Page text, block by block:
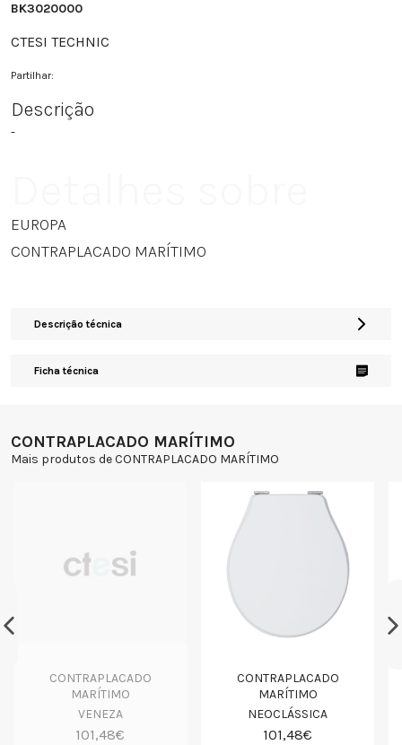
BK3020000
CTESI TECHNIC
Partilhar:
Descrição
-
EUROPA
CONTRAPLACADO MARÍTIMO
Descrição técnica
Ficha técnica
CONTRAPLACADO MARÍTIMO
Mais produtos de CONTRAPLACADO MARÍTIMO
CONTRAPLACADO
MARÍTIMO
VENEZA
101,48€
CONTRAPLACADO
MARÍTIMO
NEOCLÁSSICA
101,48€